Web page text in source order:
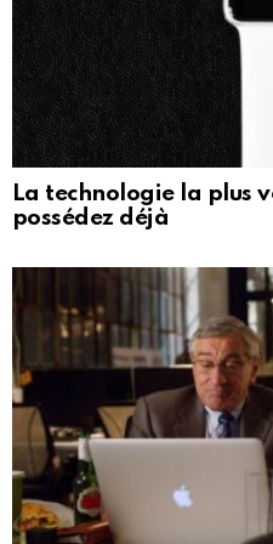
La technologie la plus
possédez déjà